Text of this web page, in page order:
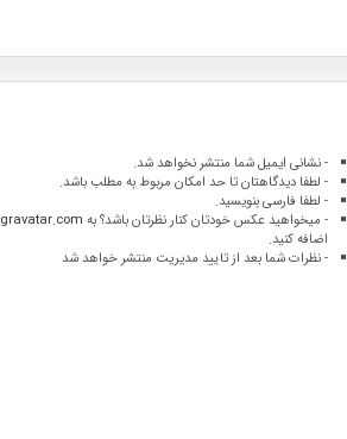
- نشانی ایمیل شما منتشر نخواهد شد.
- لطفا دیدگاهتان تا حد امکان مربوط به مطلب باشد.
- لطفا فارسی بنویسید.
- میخواهید عکس خودتان کنار نظرتان باشد؟ به gravatar.com
اضافه کنید.
- نظرات شما بعد از تایید مدیریت منتشر خواهد شد